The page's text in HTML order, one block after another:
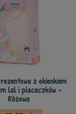
z okienkiem
lal i plecaczków -
Różowa